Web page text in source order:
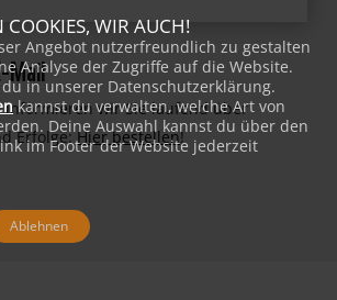
Mail
informieren wir Sie laufend über
Erfolge:Hier bestellen!
COOKIES, WIR AUCH!
Angebot nutzerfreundlich zu gestalten
Analyse der Zugriffe auf die Website.
in unserer Datenschutzerklärung.
kannst du verwalten, welche Art von
Deine Auswahl kannst du über den
im Footer der Website jederzeit
Ablehnen